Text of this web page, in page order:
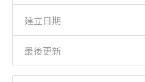
建立日期
最後更新